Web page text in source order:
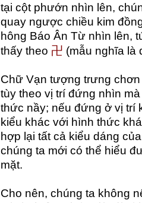
tại cột phướn nhìn lên,
quay ngược chiều kim
hông Báo Ân Từ nhìn lên,
thấy theo 卍 (mẫu nghĩa là
Chữ Vạn tượng trưng
tùy theo vị trí đứng nhìn
thức nầy; nếu đứng ở vị trí
kiểu khác với hình thức
hợp lại tất cả kiểu dáng
chúng ta mới có thể hiểu
mặt.
Cho nên, chúng ta không